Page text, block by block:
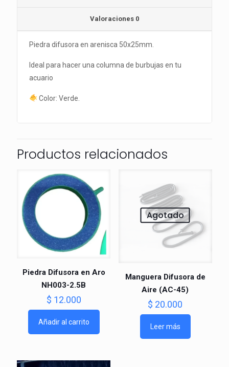
Valoraciones 0
Piedra difusora en arenisca 50x25mm.
Ideal para hacer una columna de burbujas en tu
acuario
Color: Verde.
Productos relacionados
Piedra Difusora en Aro
NH003-2.5B
$ 12.000
Añadir al carrito
Agotado
Manguera Difusora de
Aire (AC-45)
$ 20.000
Leer más